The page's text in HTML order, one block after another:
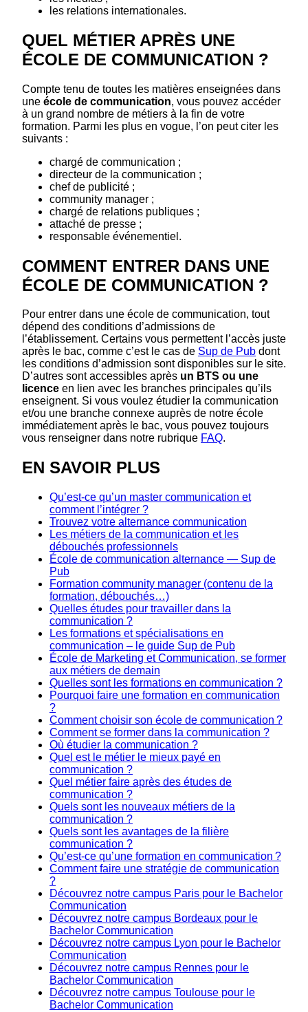
les relations internationales.
QUEL MÉTIER APRÈS UNE
ÉCOLE DE COMMUNICATION ?
Compte tenu de toutes les matières enseignées dans
une école de communication, vous pouvez accéder
à un grand nombre de métiers à la fin de votre
formation. Parmi les plus en vogue, l’on peut citer les
suivants :
chargé de communication ;
directeur de la communication ;
chef de publicité ;
community manager ;
chargé de relations publiques ;
attaché de presse ;
responsable événementiel.
COMMENT ENTRER DANS UNE
ÉCOLE DE COMMUNICATION ?
Pour entrer dans une école de communication, tout
dépend des conditions d’admissions de
l’établissement. Certains vous permettent l’accès juste
après le bac, comme c’est le cas de Sup de Pub dont
les conditions d’admission sont disponibles sur le site.
D’autres sont accessibles après un BTS ou une
licence en lien avec les branches principales qu’ils
enseignent. Si vous voulez étudier la communication
et/ou une branche connexe auprès de notre école
immédiatement après le bac, vous pouvez toujours
vous renseigner dans notre rubrique FAQ.
EN SAVOIR PLUS
Qu’est-ce qu’un master communication et
comment l’intégrer ?
Trouvez votre alternance communication
Les métiers de la communication et les
débouchés professionnels
École de communication alternance — Sup de
Pub
Formation community manager (contenu de la
formation, débouchés…)
Quelles études pour travailler dans la
communication ?
Les formations et spécialisations en
communication – le guide Sup de Pub
École de Marketing et Communication, se former
aux métiers de demain
Quelles sont les formations en communication ?
Pourquoi faire une formation en communication
?
Comment choisir son école de communication ?
Comment se former dans la communication ?
Où étudier la communication ?
Quel est le métier le mieux payé en
communication ?
Quel métier faire après des études de
communication ?
Quels sont les nouveaux métiers de la
communication ?
Quels sont les avantages de la filière
communication ?
Qu’est-ce qu’une formation en communication ?
Comment faire une stratégie de communication
?
Découvrez notre campus Paris pour le Bachelor
Communication
Découvrez notre campus Bordeaux pour le
Bachelor Communication
Découvrez notre campus Lyon pour le Bachelor
Communication
Découvrez notre campus Rennes pour le
Bachelor Communication
Découvrez notre campus Toulouse pour le
Bachelor Communication